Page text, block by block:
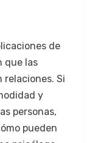
de
que las
Si
y
personas,
pueden